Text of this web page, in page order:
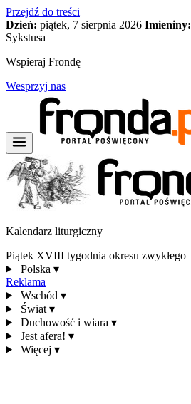
Przejdź do treści
Dzień: piątek, 7 sierpnia 2026 Imieniny:
Sykstusa
Wspieraj Frondę
Wesprzyj nas
Kalendarz liturgiczny
Piątek XVIII tygodnia okresu zwykłego
Polska ▾
Reklama
Wschód ▾
Świat ▾
Duchowość i wiara ▾
Jest afera! ▾
Więcej ▾